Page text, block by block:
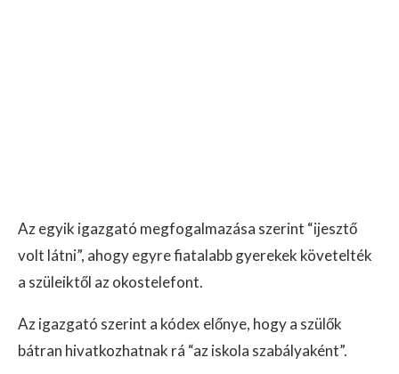
Az egyik igazgató megfogalmazása szerint “ijesztő
volt látni”, ahogy egyre fiatalabb gyerekek követelték
a szüleiktől az okostelefont.
Az igazgató szerint a kódex előnye, hogy a szülők
bátran hivatkozhatnak rá “az iskola szabályaként”.